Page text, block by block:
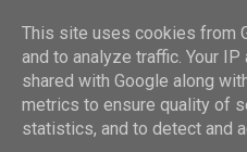
This site uses cookies from
and to analyze traffic. Your
shared with Google along
metrics to ensure quality of
statistics, and to detect and